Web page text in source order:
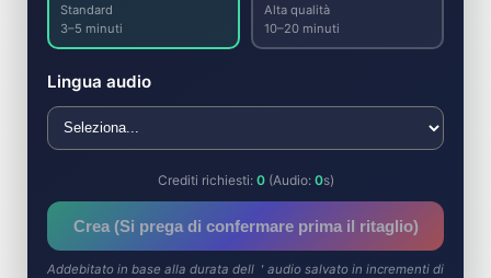
Standard
3–5 minuti
Alta qualità
10–20 minuti
Lingua audio
Crediti richiesti: 0(Audio: 0s)
Crea (Si prega di confermare prima il ritaglio)
Addebitato in base alla durata dell＇audio salvato in incrementi di